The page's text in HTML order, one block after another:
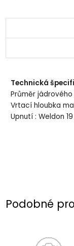
Technická
Průměr
Vrtací hloubka
Upnutí : Weldon
Podobné